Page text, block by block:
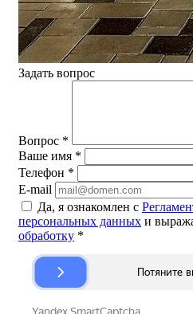
Задать вопрос
Вопрос *
Ваше имя *
Телефон *
E-mail
Да, я ознакомлен с
персональных данных и
обработку *